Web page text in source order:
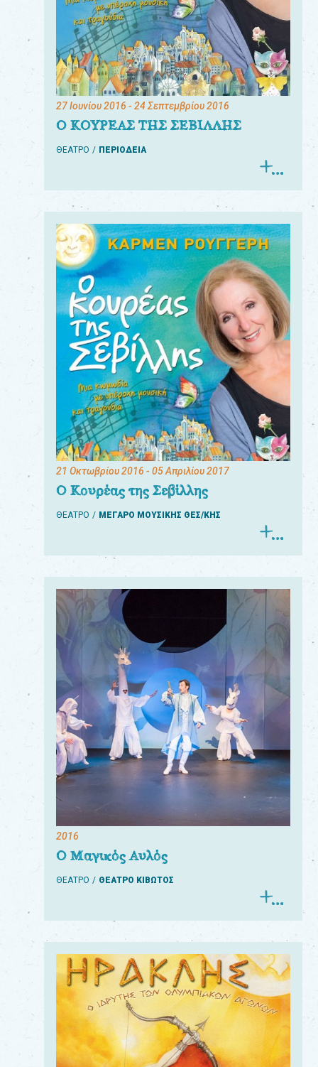
27 Ιουνίου 2016 - 24 Σεπτεμβρίου 2016
Ο ΚΟΥΡΕΑΣ ΤΗΣ ΣΕΒΙΛΛΗΣ
ΘΕΑΤΡΟ ΠΕΡΙΟΔΕΙΑ
21 Οκτωβρίου 2016 - 05 Απριλίου 2017
Ο Κουρέας της Σεβίλλης
ΘΕΑΤΡΟ ΜΕΓΑΡΟ ΜΟΥΣΙΚΗΣ ΘΕΣ/ΚΗΣ
2016
Ο Μαγικός Αυλός
ΘΕΑΤΡΟ ΘΕΑΤΡΟ ΚΙΒΩΤΟΣ